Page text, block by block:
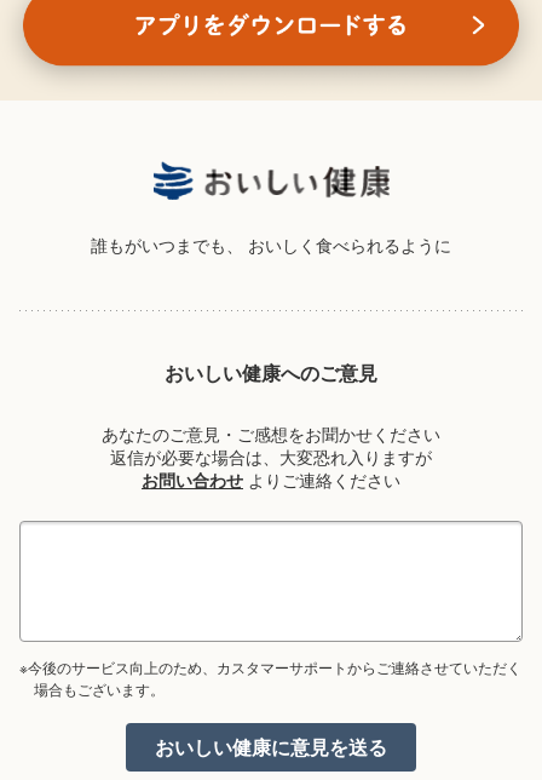
誰もがいつまでも、 おいしく食べられるように
おいしい健康へのご意見
あなたのご意見・ご感想をお聞かせください
返信が必要な場合は、大変恐れ入りますが
お問い合わせ よりご連絡ください
※今後のサービス向上のため、カスタマーサポートからご連絡させていただく
場合もございます。